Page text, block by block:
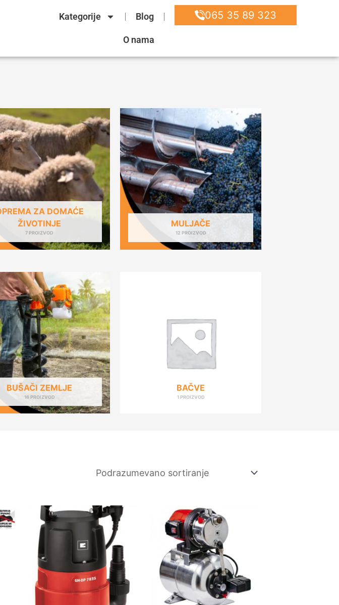
Kategorije Blog
O nama
065 35 89 323
ZA DOMAĆE
ŽIVOTINJE
7 PROIZVOD
MULJAČE
12 PROIZVOD
BUŠAČI ZEMLJE
16 PROIZVOD
BAČVE
1 PROIZVOD